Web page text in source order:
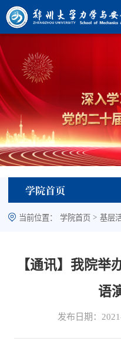
学院首页
当前位置： 学院首页 > 基层
【通讯】我院举
语
发布日期：